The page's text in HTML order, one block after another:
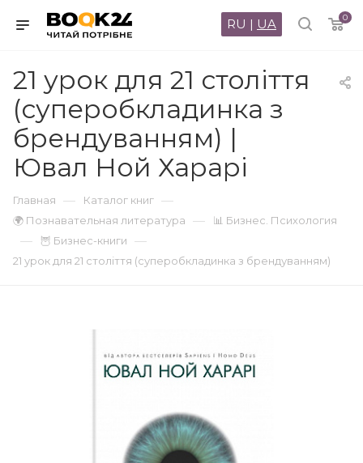
0
RU | UA
21 урок для 21 століття
(суперобкладинка з
брендуванням) |
Ювал Ной Харарі
Главная — Каталог книг —
🌍 Познавательная литература — 📊 Бизнес. Психология
— 🦉 Бизнес-книги —
21 урок для 21 століття (суперобкладинка з брендуванням)